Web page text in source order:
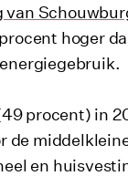
van
hoger
procent) in
de
en